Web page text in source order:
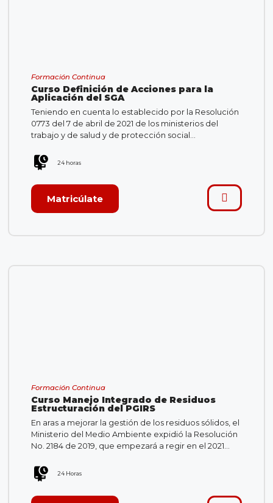
Formación Continua
Curso Definición de Acciones para la
Aplicación del SGA
Teniendo en cuenta lo establecido por la Resolución
0773 del 7 de abril de 2021 de los ministerios del
trabajo y de salud y de protección social…
24 horas
Matricúlate
Formación Continua
Curso Manejo Integrado de Residuos
Estructuración del PGIRS
En aras a mejorar la gestión de los residuos sólidos, el
Ministerio del Medio Ambiente expidió la Resolución
No. 2184 de 2019, que empezará a regir en el 2021…
24 Horas